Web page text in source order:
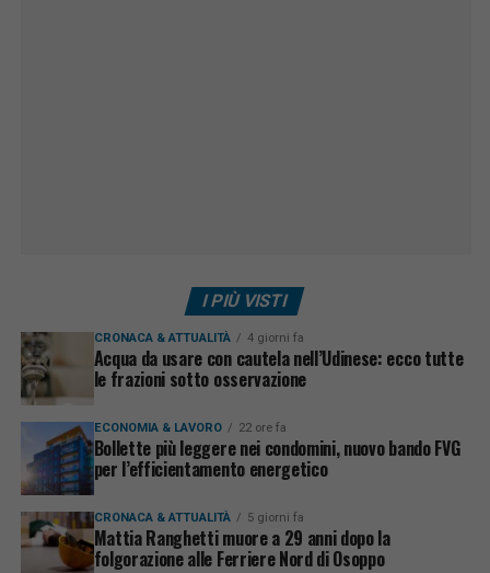
I PIÙ VISTI
CRONACA & ATTUALITÀ 4 giorni fa
Acqua da usare con cautela nell’Udinese: ecco tutte
le frazioni sotto osservazione
ECONOMIA & LAVORO 22 ore fa
Bollette più leggere nei condomini, nuovo bando FVG
per l’efficientamento energetico
CRONACA & ATTUALITÀ 5 giorni fa
Mattia Ranghetti muore a 29 anni dopo la
folgorazione alle Ferriere Nord di Osoppo